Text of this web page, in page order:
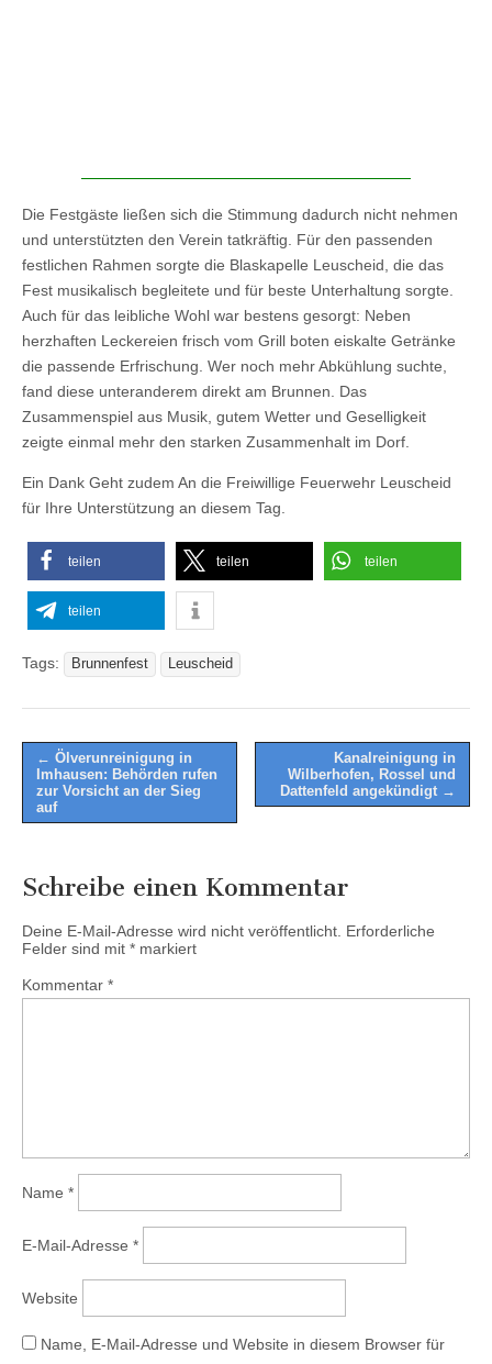
Die Festgäste ließen sich die Stimmung dadurch nicht nehmen
und unterstützten den Verein tatkräftig. Für den passenden
festlichen Rahmen sorgte die Blaskapelle Leuscheid, die das
Fest musikalisch begleitete und für beste Unterhaltung sorgte.
Auch für das leibliche Wohl war bestens gesorgt: Neben
herzhaften Leckereien frisch vom Grill boten eiskalte Getränke
die passende Erfrischung. Wer noch mehr Abkühlung suchte,
fand diese unteranderem direkt am Brunnen. Das
Zusammenspiel aus Musik, gutem Wetter und Geselligkeit
zeigte einmal mehr den starken Zusammenhalt im Dorf.
Ein Dank Geht zudem An die Freiwillige Feuerwehr Leuscheid
für Ihre Unterstützung an diesem Tag.
teilen teilen teilen
teilen
Tags: Brunnenfest Leuscheid
Post
navigation
← Ölverunreinigung in
Imhausen: Behörden rufen
zur Vorsicht an der Sieg
auf
Kanalreinigung in
Wilberhofen, Rossel und
Dattenfeld angekündigt →
Schreibe einen Kommentar
Deine E-Mail-Adresse wird nicht veröffentlicht. Erforderliche
Felder sind mit * markiert
Kommentar *
Name *
E-Mail-Adresse *
Website
Name, E-Mail-Adresse und Website in diesem Browser für